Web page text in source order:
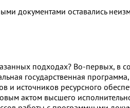
документами оставались
подходах? Во-первых, в
государственная
и источников ресурсного
актом высшего